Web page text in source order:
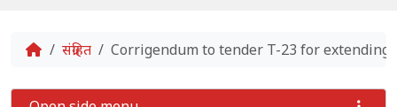
Home
संग्रहित Corrigendum to tender T-23 for